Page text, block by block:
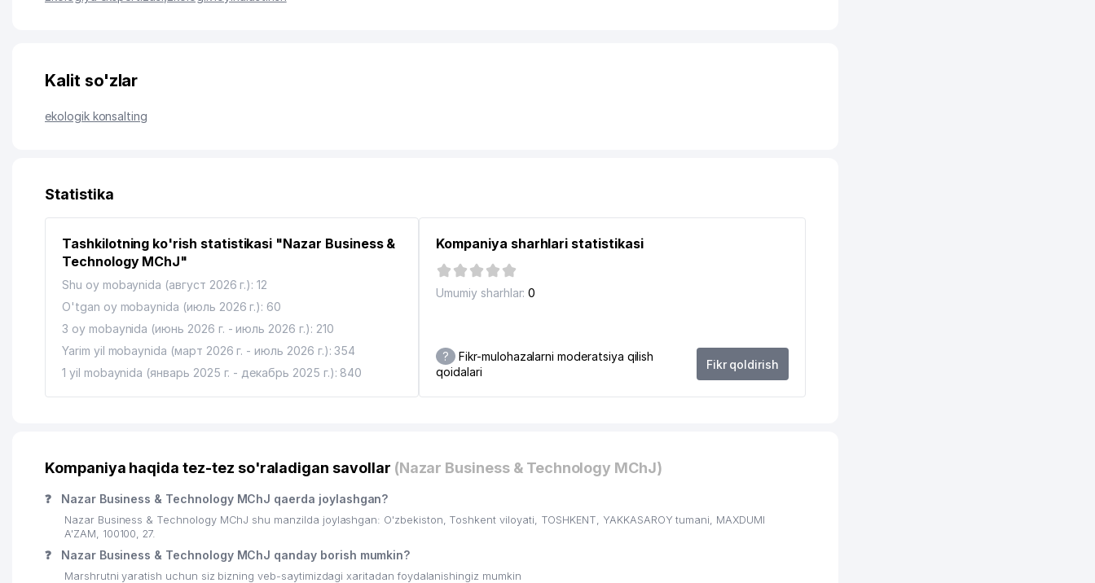
Kalit so'zlar
ekologik konsalting
Statistika
Tashkilotning ko'rish statistikasi "Nazar Business &
Technology MChJ"
Shu oy mobaynida (август 2026 г.): 12
O'tgan oy mobaynida (июль 2026 г.): 60
3 oy mobaynida (июнь 2026 г. - июль 2026 г.): 210
Yarim yil mobaynida (март 2026 г. - июль 2026 г.): 354
1 yil mobaynida (январь 2025 г. - декабрь 2025 г.): 840
Kompaniya sharhlari statistikasi
Umumiy sharhlar: 0
?
Fikr-mulohazalarni moderatsiya qilish
qoidalari
Fikr qoldirish
Kompaniya haqida tez-tez so'raladigan savollar (Nazar Business & Technology MChJ)
❓ Nazar Business & Technology MChJ qaerda joylashgan?
Nazar Business & Technology MChJ shu manzilda joylashgan: O'zbekiston, Toshkent viloyati, TOSHKENT, YAKKASAROY tumani, MAXDUMI
A'ZAM, 100100, 27.
❓ Nazar Business & Technology MChJ qanday borish mumkin?
Marshrutni yaratish uchun siz bizning veb-saytimizdagi xaritadan foydalanishingiz mumkin